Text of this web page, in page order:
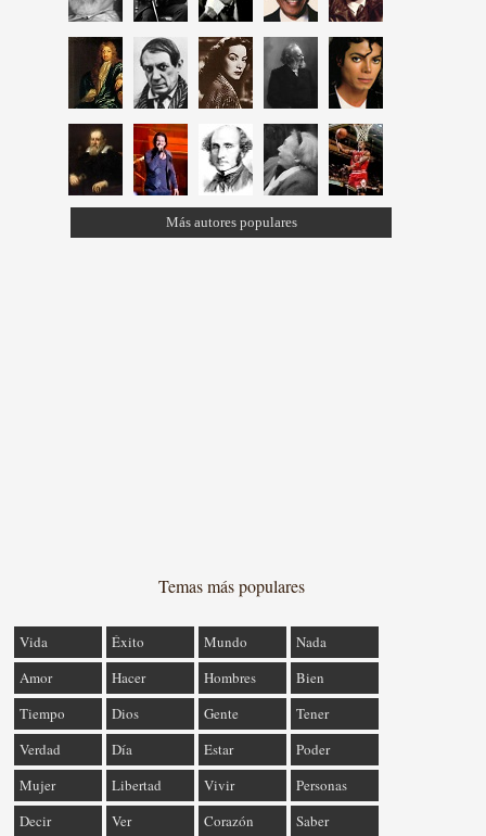
Más autores populares
Temas más populares
Vida Éxito Mundo
Nada
Amor
Hacer Hombres
Bien
Tiempo
Dios Gente
Tener
Verdad
Día Estar
Poder
Mujer
Libertad Vivir
Personas
Decir
Ver Corazón Saber